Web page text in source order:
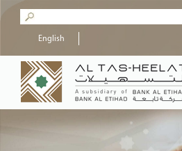
English